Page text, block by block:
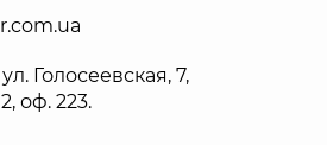
Голосеевская, 7,
оф. 223.